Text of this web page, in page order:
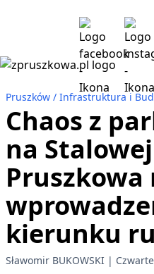
Pruszków Infrastruktura i
Chaos z
na
Pruszkowa
kierunku
Sławomir BUKOWSKI